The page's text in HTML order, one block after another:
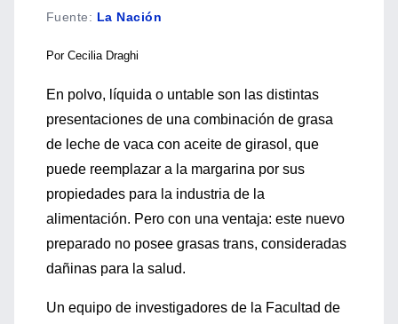
Fuente: La Nación
Por Cecilia Draghi
En polvo, líquida o untable son las distintas
presentaciones de una combinación de grasa
de leche de vaca con aceite de girasol, que
puede reemplazar a la margarina por sus
propiedades para la industria de la
alimentación. Pero con una ventaja: este nuevo
preparado no posee grasas trans, consideradas
dañinas para la salud.
Un equipo de investigadores de la Facultad de